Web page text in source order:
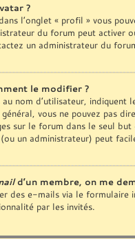
?
l’onglet « profil » vous
du forum peut activer
un administrateur du
le modifier ?
au nom d’utilisateur,
vous ne pouvez pas
sur le forum dans le seul
un administrateur) peut
d’un membre, on me
des e-mails via le
par les invités.